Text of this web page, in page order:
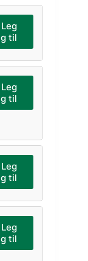
Leg
g til
Leg
g til
Leg
g til
Leg
g til